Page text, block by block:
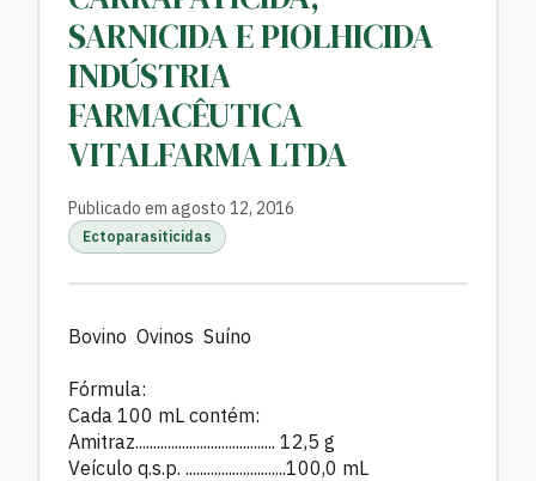
SARNICIDA E PIOLHICIDA
INDÚSTRIA
FARMACÊUTICA
VITALFARMA LTDA
Publicado em agosto 12, 2016
Ectoparasiticidas
Bovino Ovinos Suíno
Fórmula:
Cada 100 mL contém:
Amitraz....................................... 12,5 g
Veículo q.s.p. ............................100,0 mL